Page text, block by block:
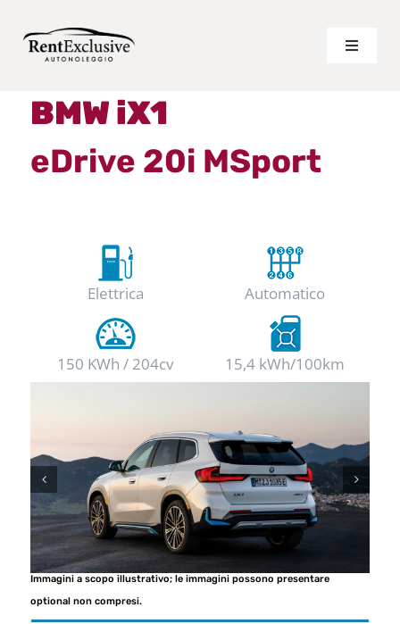
Toggle
LISTINO BREVE TERMINE
PREVENTIVO PERSONALIZZATO
BMW iX1
eDrive 20i MSport
Elettrica Automatico
150 KWh / 204cv 15,4 kWh/100km
Immagini a scopo illustrativo; le immagini possono presentare
optional non compresi.